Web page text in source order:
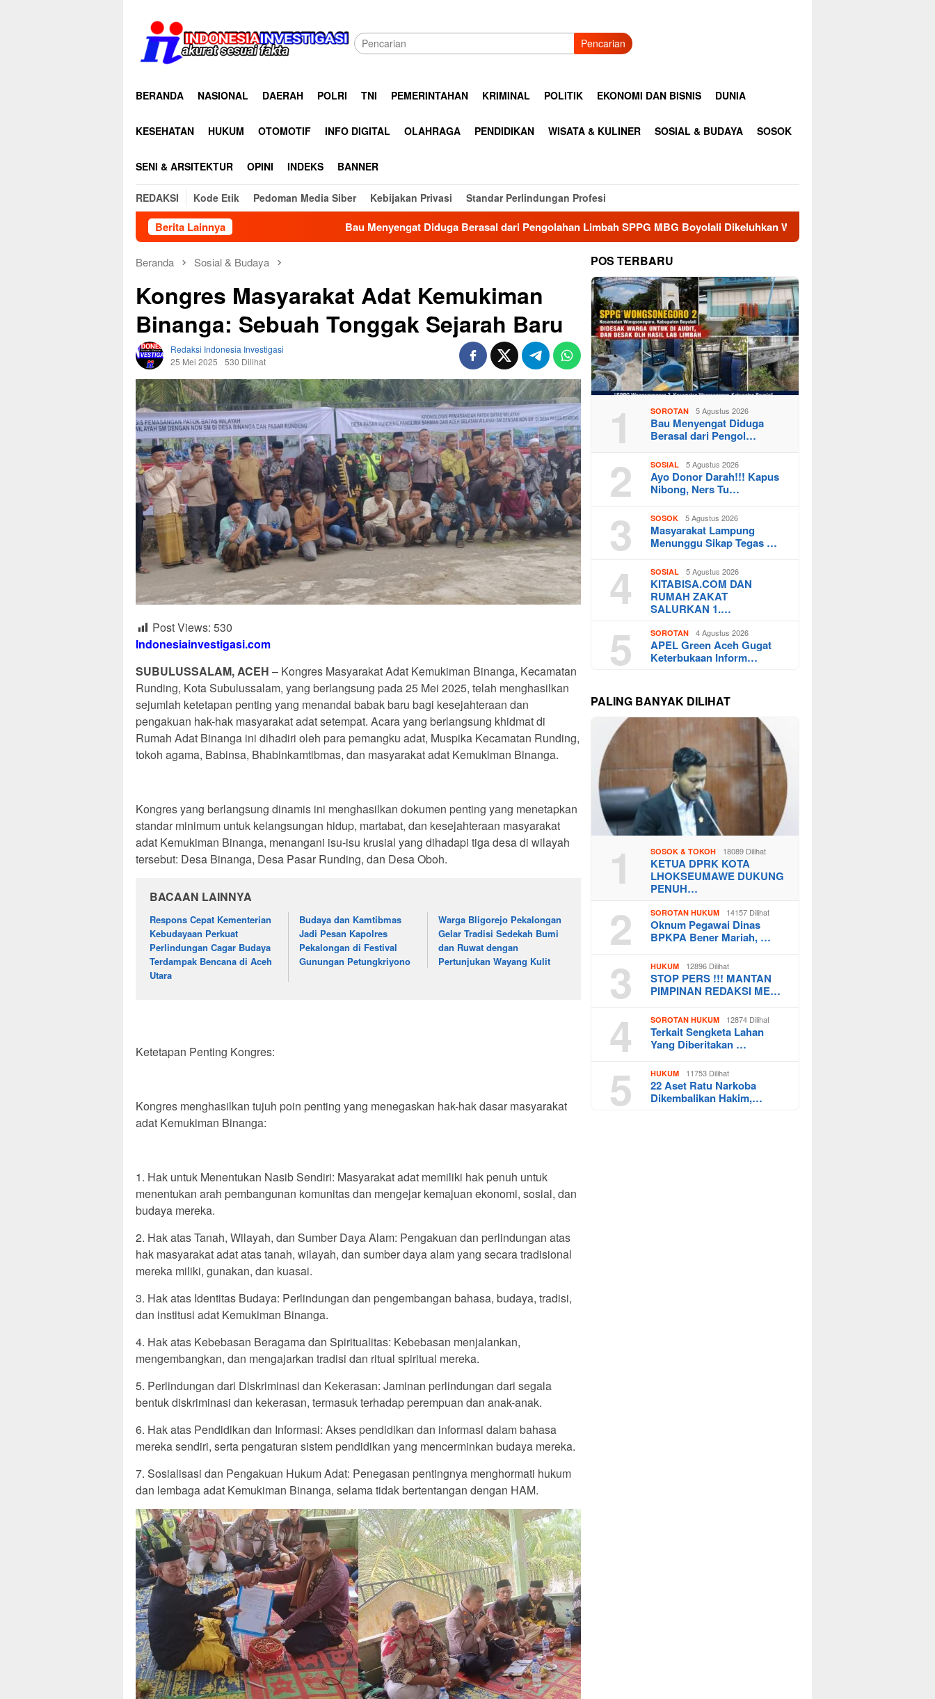
konten
Pencarian
BERANDA NASIONAL DAERAH POLRI TNI PEMERINTAHAN KRIMINAL POLITIK EKONOMI DAN BISNIS DUNIA
KESEHATAN HUKUM OTOMOTIF INFO DIGITAL OLAHRAGA PENDIDIKAN WISATA & KULINER SOSIAL & BUDAYA SOSOK
SENI & ARSITEKTUR OPINI INDEKS BANNER
REDAKSI Kode Etik Pedoman Media Siber Kebijakan Privasi Standar Perlindungan Profesi
Berita LainnyaBau Menyengat Diduga Berasal dari Pengolahan Limbah SPPG MBG Boyolali Dikeluhkan Warga, DLH Diminta Segera Sampaikan Hasil Uji
Beranda Sosial & Budaya
Kongres Masyarakat Adat Kemukiman
Binanga: Sebuah Tonggak Sejarah Baru
Redaksi Indonesia Investigasi
25 Mei 2025
530 Dilihat
Post Views: 530
Indonesiainvestigasi.com
SUBULUSSALAM, ACEH – Kongres Masyarakat Adat Kemukiman Binanga, Kecamatan
Runding, Kota Subulussalam, yang berlangsung pada 25 Mei 2025, telah menghasilkan
sejumlah ketetapan penting yang menandai babak baru bagi kesejahteraan dan
pengakuan hak-hak masyarakat adat setempat. Acara yang berlangsung khidmat di
Rumah Adat Binanga ini dihadiri oleh para pemangku adat, Muspika Kecamatan Runding,
tokoh agama, Babinsa, Bhabinkamtibmas, dan masyarakat adat Kemukiman Binanga.
Kongres yang berlangsung dinamis ini menghasilkan dokumen penting yang menetapkan
standar minimum untuk kelangsungan hidup, martabat, dan kesejahteraan masyarakat
adat Kemukiman Binanga, menangani isu-isu krusial yang dihadapi tiga desa di wilayah
tersebut: Desa Binanga, Desa Pasar Runding, dan Desa Oboh.
BACAAN LAINNYA
Respons Cepat Kementerian
Kebudayaan Perkuat
Perlindungan Cagar Budaya
Terdampak Bencana di Aceh
Utara
Budaya dan Kamtibmas
Jadi Pesan Kapolres
Pekalongan di Festival
Gunungan Petungkriyono
Warga Bligorejo Pekalongan
Gelar Tradisi Sedekah Bumi
dan Ruwat dengan
Pertunjukan Wayang Kulit
Ketetapan Penting Kongres:
Kongres menghasilkan tujuh poin penting yang menegaskan hak-hak dasar masyarakat
adat Kemukiman Binanga:
1. Hak untuk Menentukan Nasib Sendiri: Masyarakat adat memiliki hak penuh untuk
menentukan arah pembangunan komunitas dan mengejar kemajuan ekonomi, sosial, dan
budaya mereka.
2. Hak atas Tanah, Wilayah, dan Sumber Daya Alam: Pengakuan dan perlindungan atas
hak masyarakat adat atas tanah, wilayah, dan sumber daya alam yang secara tradisional
mereka miliki, gunakan, dan kuasai.
3. Hak atas Identitas Budaya: Perlindungan dan pengembangan bahasa, budaya, tradisi,
dan institusi adat Kemukiman Binanga.
4. Hak atas Kebebasan Beragama dan Spiritualitas: Kebebasan menjalankan,
mengembangkan, dan mengajarkan tradisi dan ritual spiritual mereka.
5. Perlindungan dari Diskriminasi dan Kekerasan: Jaminan perlindungan dari segala
bentuk diskriminasi dan kekerasan, termasuk terhadap perempuan dan anak-anak.
6. Hak atas Pendidikan dan Informasi: Akses pendidikan dan informasi dalam bahasa
mereka sendiri, serta pengaturan sistem pendidikan yang mencerminkan budaya mereka.
7. Sosialisasi dan Pengakuan Hukum Adat: Penegasan pentingnya menghormati hukum
dan lembaga adat Kemukiman Binanga, selama tidak bertentangan dengan HAM.
POS TERBARU
1 SOROTAN 5 Agustus 2026
Bau Menyengat Diduga
Berasal dari Pengol…
2 SOSIAL 5 Agustus 2026
Ayo Donor Darah!!! Kapus
Nibong, Ners Tu…
3 SOSOK 5 Agustus 2026
Masyarakat Lampung
Menunggu Sikap Tegas …
4 SOSIAL 5 Agustus 2026
KITABISA.COM DAN
RUMAH ZAKAT
SALURKAN 1.…
5 SOROTAN 4 Agustus 2026
APEL Green Aceh Gugat
Keterbukaan Inform…
PALING BANYAK DILIHAT
1 SOSOK & TOKOH 18089 Dilihat
KETUA DPRK KOTA
LHOKSEUMAWE DUKUNG
PENUH…
2 SOROTAN HUKUM 14157 Dilihat
Oknum Pegawai Dinas
BPKPA Bener Mariah, …
3 HUKUM 12896 Dilihat
STOP PERS !!! MANTAN
PIMPINAN REDAKSI ME…
4 SOROTAN HUKUM 12874 Dilihat
Terkait Sengketa Lahan
Yang Diberitakan …
5 HUKUM 11753 Dilihat
22 Aset Ratu Narkoba
Dikembalikan Hakim,…